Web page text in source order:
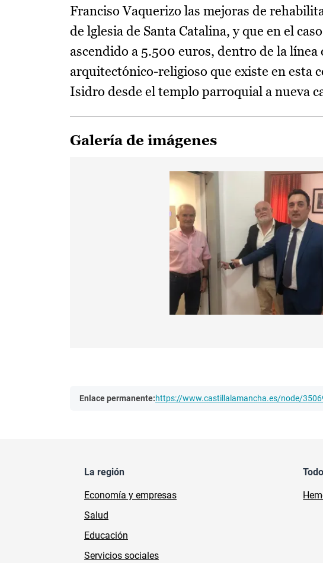
Franciso Vaquerizo las mejoras de
de lglesia de Santa Catalina, y que en el
ascendido a 5.500 euros, dentro de la
arquitectónico-religioso que existe en esta
Isidro desde el templo parroquial a nueva
Galería de imágenes
Enlace permanente:https://www.castillalamancha.es/node/
La región
Economía y empresas
Salud
Educación
Servicios sociales